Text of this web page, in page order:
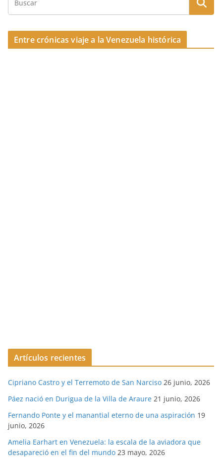
Entre crónicas viaje a la Venezuela histórica
Artículos recientes
Cipriano Castro y el Terremoto de San Narciso 26 junio, 2026
Páez nació en Durigua de la Villa de Araure 21 junio, 2026
Fernando Ponte y el manantial eterno de una aspiración 19
junio, 2026
Amelia Earhart en Venezuela: la escala de la aviadora que
desapareció en el fin del mundo 23 mayo, 2026